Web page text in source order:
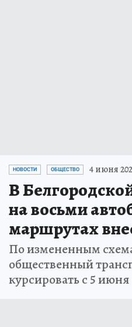
НОВОСТИ ОБЩЕСТВО 4 июня
В
на восьми
маршрутах
По измененным
общественный
курсировать с 5 июня